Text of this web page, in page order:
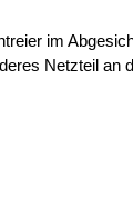
im
Netzteil